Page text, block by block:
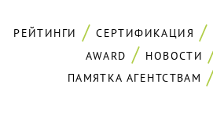
РЕЙТИНГИ СЕРТИФИКАЦИЯ
AWARD
НОВОСТИ
ПАМЯТКА АГЕНТСТВАМ